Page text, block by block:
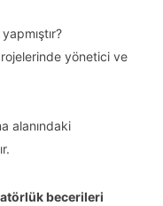
yönetici ve
alanındaki
becerileri